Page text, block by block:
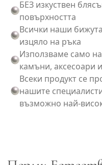
БЕЗ изкуствен
повърхността
Всички наши
изцяло на ръка
Използваме само
камъни, аксесоари
Всеки продукт се
нашите
възможно най-